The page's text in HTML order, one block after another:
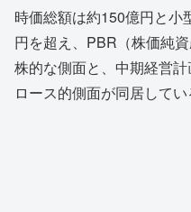
時価総額は約150億円と小
円を超え、PBR（株価純
株的な側面と、中期経営
ロース的側面が同居してい